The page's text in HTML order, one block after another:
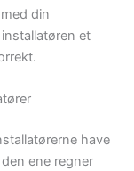
din
et
have
ene regner